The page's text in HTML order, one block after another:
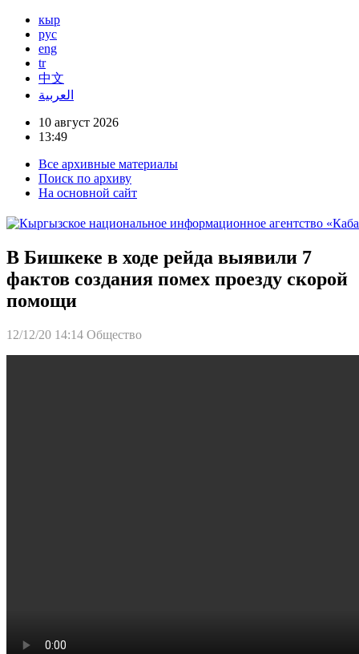
кыр
рус
eng
tr
中文
العربية
10 август 2026
13:49
Все архивные материалы
Поиск по архиву
На основной сайт
В Бишкеке в ходе рейда выявили 7
фактов создания помех проезду скорой
помощи
12/12/20 14:14 Общество